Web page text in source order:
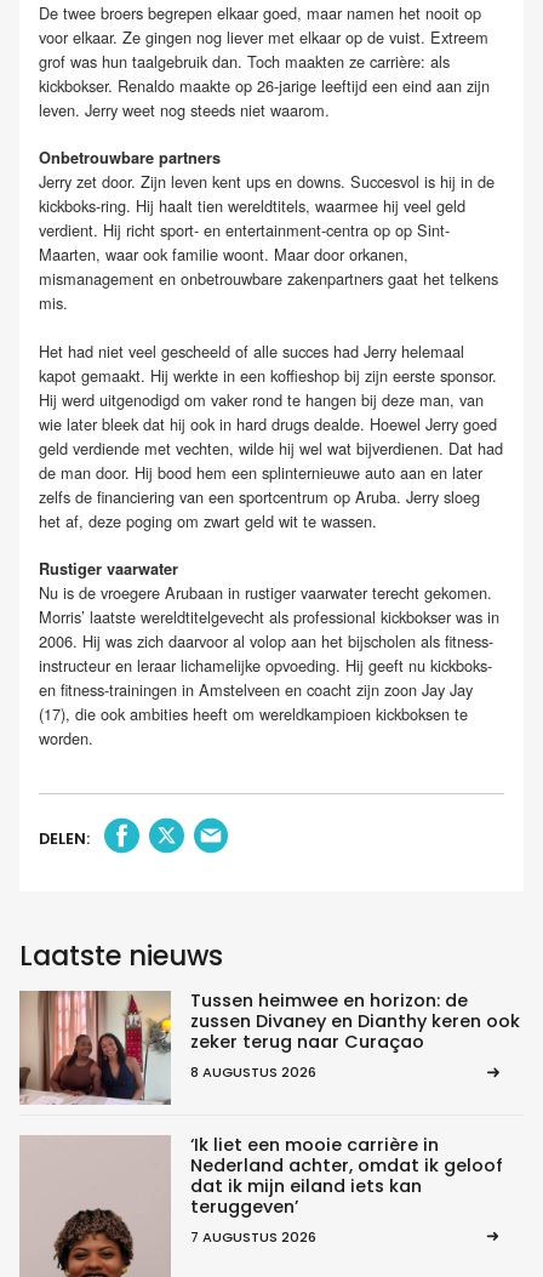
De twee broers begrepen elkaar goed, maar namen het nooit op
voor elkaar. Ze gingen nog liever met elkaar op de vuist. Extreem
grof was hun taalgebruik dan. Toch maakten ze carrière: als
kickbokser. Renaldo maakte op 26-jarige leeftijd een eind aan zijn
leven. Jerry weet nog steeds niet waarom.
Onbetrouwbare partners
Jerry zet door. Zijn leven kent ups en downs. Succesvol is hij in de
kickboks-ring. Hij haalt tien wereldtitels, waarmee hij veel geld
verdient. Hij richt sport- en entertainment-centra op op Sint-
Maarten, waar ook familie woont. Maar door orkanen,
mismanagement en onbetrouwbare zakenpartners gaat het telkens
mis.
Het had niet veel gescheeld of alle succes had Jerry helemaal
kapot gemaakt. Hij werkte in een koffieshop bij zijn eerste sponsor.
Hij werd uitgenodigd om vaker rond te hangen bij deze man, van
wie later bleek dat hij ook in hard drugs dealde. Hoewel Jerry goed
geld verdiende met vechten, wilde hij wel wat bijverdienen. Dat had
de man door. Hij bood hem een splinternieuwe auto aan en later
zelfs de financiering van een sportcentrum op Aruba. Jerry sloeg
het af, deze poging om zwart geld wit te wassen.
Rustiger vaarwater
Nu is de vroegere Arubaan in rustiger vaarwater terecht gekomen.
Morris’ laatste wereldtitelgevecht als professional kickbokser was in
2006. Hij was zich daarvoor al volop aan het bijscholen als fitness-
instructeur en leraar lichamelijke opvoeding. Hij geeft nu kickboks-
en fitness-trainingen in Amstelveen en coacht zijn zoon Jay Jay
(17), die ook ambities heeft om wereldkampioen kickboksen te
worden.
DELEN:
Laatste nieuws
Tussen heimwee en horizon: de
zussen Divaney en Dianthy keren ook
zeker terug naar Curaçao
8 AUGUSTUS 2026
‘Ik liet een mooie carrière in
Nederland achter, omdat ik geloof
dat ik mijn eiland iets kan
teruggeven’
7 AUGUSTUS 2026